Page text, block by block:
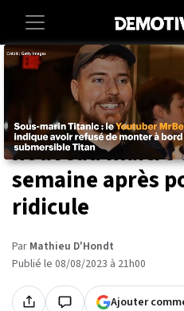
Accueil Societe Animaux
Ce chien a
pour enfin être
nouveau maître
semaine après
ridicule
Par Mathieu D'Hondt
Publié le 08/08/2023 à 21h00
Ajouter